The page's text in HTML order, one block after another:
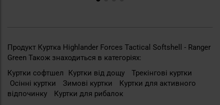
Продукт Куртка Highlander Forces Tactical Softshell - Ranger
Green Також знаходиться в категоріях:
Куртки софтшел
Куртки від дощу
Трекінгові куртки
Осінні куртки
Зимові куртки
Куртки для активного
відпочинку
Куртки для рибалок